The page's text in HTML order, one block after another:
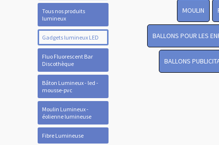
Tous nos produits
lumineux
Gadgets lumineux LED
Fluo Fluorescent Bar
Discothèque
Bâton Lumineux - led -
mousse-pvc
Moulin Lumineux -
éolienne lumineuse
Fibre Lumineuse
MOULIN
BALLONS POUR LES
BALLONS